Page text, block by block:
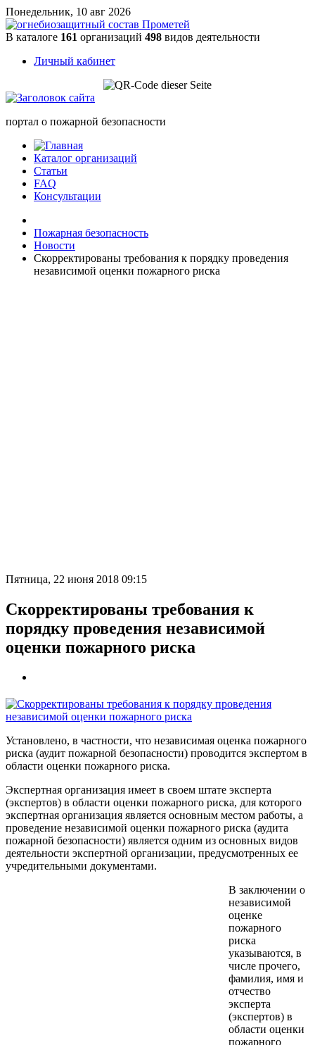
Понедельник, 10 авг 2026
В каталоге 161 организаций 498 видов деятельности
Личный кабинет
портал о пожарной безопасности
Каталог организаций
Статьи
FAQ
Консультации
Пожарная безопасность
Новости
Скорректированы требования к порядку проведения
независимой оценки пожарного риска
Пятница, 22 июня 2018 09:15
Скорректированы требования к
порядку проведения независимой
оценки пожарного риска
Установлено, в частности, что независимая оценка пожарного
риска (аудит пожарной безопасности) проводится экспертом в
области оценки пожарного риска.
Экспертная организация имеет в своем штате эксперта
(экспертов) в области оценки пожарного риска, для которого
экспертная организация является основным местом работы, а
проведение независимой оценки пожарного риска (аудита
пожарной безопасности) является одним из основных видов
деятельности экспертной организации, предусмотренных ее
учредительными документами.
В заключении о
независимой
оценке
пожарного
риска
указываются, в
числе прочего,
фамилия, имя и
отчество
эксперта
(экспертов) в
области оценки
пожарного